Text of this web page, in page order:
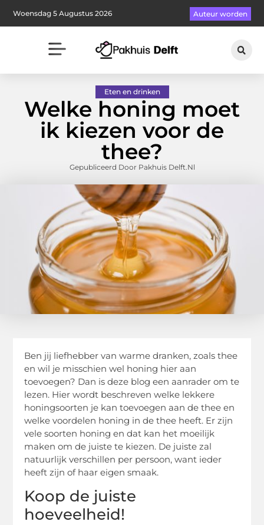
Woensdag 5 Augustus 2026 Auteur worden
Eten en drinken
Welke honing moet
ik kiezen voor de
thee?
Gepubliceerd Door Pakhuis Delft.nl
Ben jij liefhebber van warme dranken, zoals thee
en wil je misschien wel honing hier aan
toevoegen? Dan is deze blog een aanrader om te
lezen. Hier wordt beschreven welke lekkere
honingsoorten je kan toevoegen aan de thee en
welke voordelen honing in de thee heeft. Er zijn
vele soorten honing en dat kan het moeilijk
maken om de juiste te kiezen. De juiste zal
natuurlijk verschillen per persoon, want ieder
heeft zijn of haar eigen smaak.
Koop de juiste
hoeveelheid!